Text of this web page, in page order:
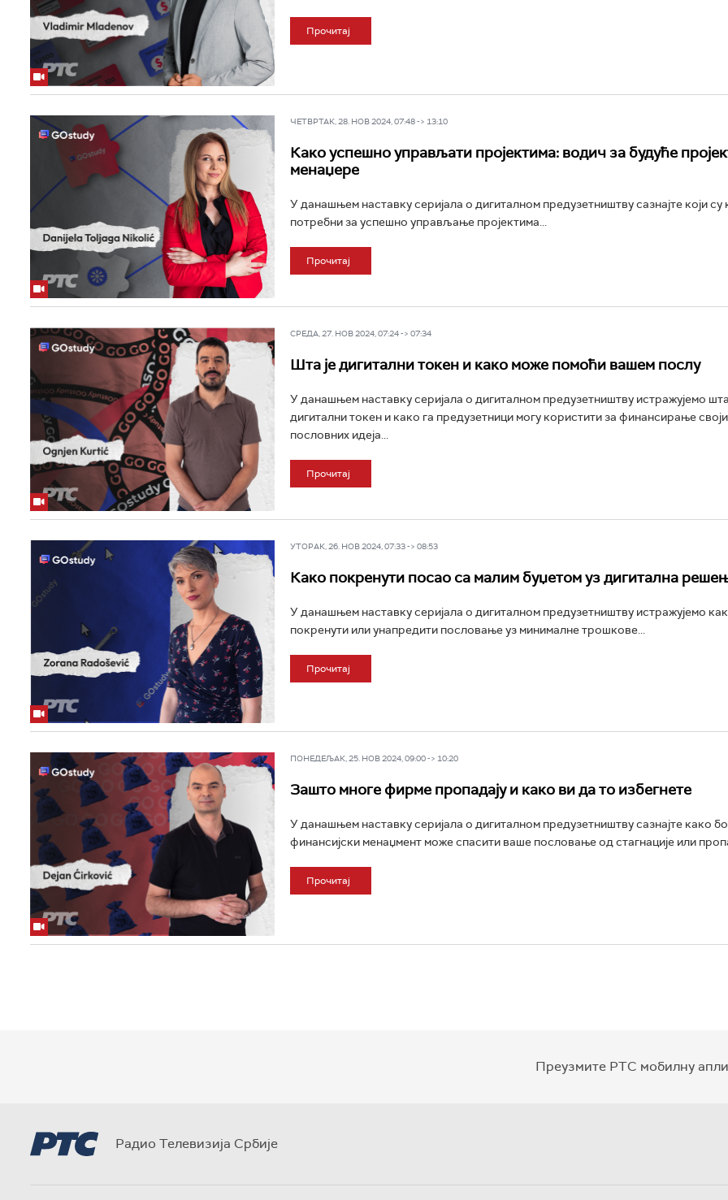
Прочитај
ЧЕТВРТАК, 28. НОВ 2024, 07:48 -> 13:10
Како успешно управљати пројектима: водич за будуће
менаџере
У данашњем наставку серијала о дигиталном предузетништву сазнајте који су
потребни за успешно управљање пројектима...
Прочитај
СРЕДА, 27. НОВ 2024, 07:24 -> 07:34
Шта је дигитални токен и како може помоћи вашем послу
У данашњем наставку серијала о дигиталном предузетништву истражујемо шта
дигитални токен и како га предузетници могу користити за финансирање
пословних идеја...
Прочитај
УТОРАК, 26. НОВ 2024, 07:33 -> 08:53
Како покренути посао са малим буџетом уз дигитална
У данашњем наставку серијала о дигиталном предузетништву истражујемо
покренути или унапредити пословање уз минималне трошкове...
Прочитај
ПОНЕДЕЉАК, 25. НОВ 2024, 09:00 -> 10:20
Зашто многе фирме пропадају и како ви да то избегнете
У данашњем наставку серијала о дигиталном предузетништву сазнајте како
финансијски менаџмент може спасити ваше пословање од стагнације или
Прочитај
Преузмите РТС мобилну
Радио Телевизија Србије